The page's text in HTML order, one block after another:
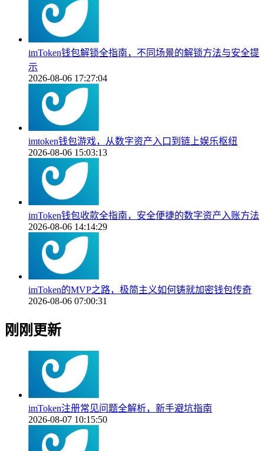
imToken钱包解锁全指南，不同场景的解锁方法与安全提
示
2026-08-06 17:27:04
imtoken钱包游戏，从数字资产入口到链上娱乐枢纽
2026-08-06 15:03:13
imToken钱包收款全指南，安全便捷的数字资产入账方法
2026-08-06 14:14:29
imToken的MVP之路，极简主义如何铸就加密钱包传奇
2026-08-06 07:00:31
刚刚更新
imToken注册常见问题全解析，新手避坑指南
2026-08-07 10:15:50